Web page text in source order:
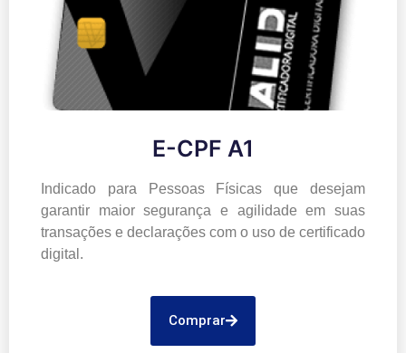
E-CPF A1
Indicado para Pessoas Físicas que desejam
garantir maior segurança e agilidade em suas
transações e declarações com o uso de certificado
digital.
Comprar